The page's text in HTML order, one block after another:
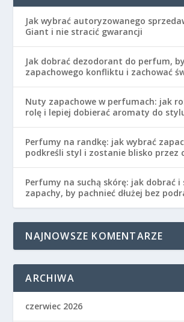
Jak wybrać autoryzowanego
Giant i nie stracić gwarancji
Jak dobrać dezodorant do perfum,
zapachowego konfliktu i zachować
Nuty zapachowe w perfumach: jak
rolę i lepiej dobierać aromaty do
Perfumy na randkę: jak wybrać
podkreśli styl i zostanie blisko przez
Perfumy na suchą skórę: jak dobrać i
zapachy, by pachnieć dłużej bez
NAJNOWSZE KOMENTARZE
ARCHIWA
czerwiec 2026